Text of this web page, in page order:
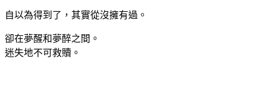
自以為得到了，其實從沒擁有過。
卻在夢醒和夢醉之間。
迷失地不可救贖。